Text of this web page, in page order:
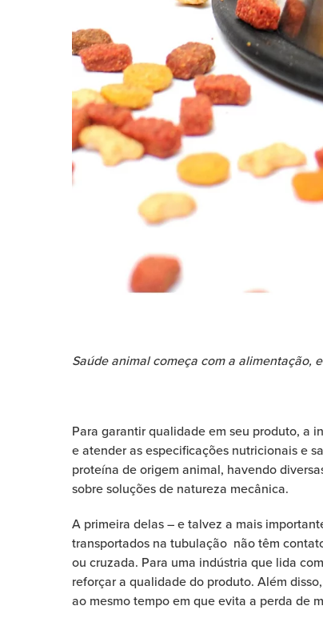
Saúde animal começa com a alimentação,
Para garantir qualidade em seu produto, a
e atender as especificações nutricionais e
proteína de origem animal, havendo
sobre soluções de natureza mecânica.
A primeira delas – e talvez a mais
transportados na tubulação não têm
ou cruzada. Para uma indústria que lida
reforçar a qualidade do produto. Além
ao mesmo tempo em que evita a perda de